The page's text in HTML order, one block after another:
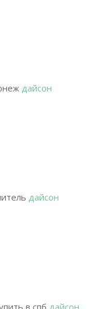
дайсон
дайсон
в спб дайсон